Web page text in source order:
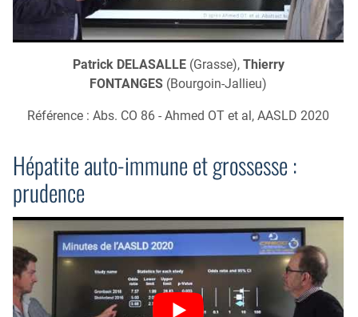
Patrick DELASALLE(Grasse), Thierry
FONTANGES (Bourgoin-Jallieu)
Référence : Abs. CO 86 - Ahmed OT et al, AASLD 2020
Hépatite auto-immune et grossesse :
prudence